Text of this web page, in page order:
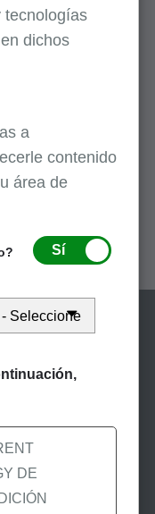
tecnologías
dichos
a
contenido
área de
Sí
DE